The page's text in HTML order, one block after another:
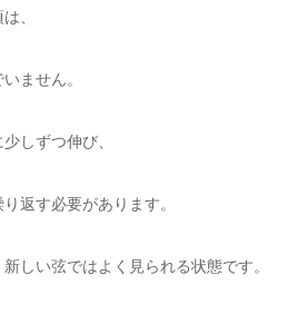
、
ません。
しずつ伸び、
返す必要があります。
しい弦ではよく見られる状態です。